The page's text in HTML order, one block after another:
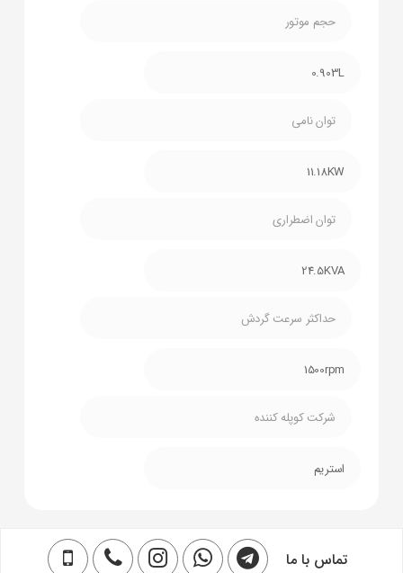
حجم موتور
0.903L
توان نامی
11.18KW
توان اضطراری
24.5KVA
حداکثر سرعت گردش
1500rpm
شرکت کوپله کننده
استریم
تماس با ما